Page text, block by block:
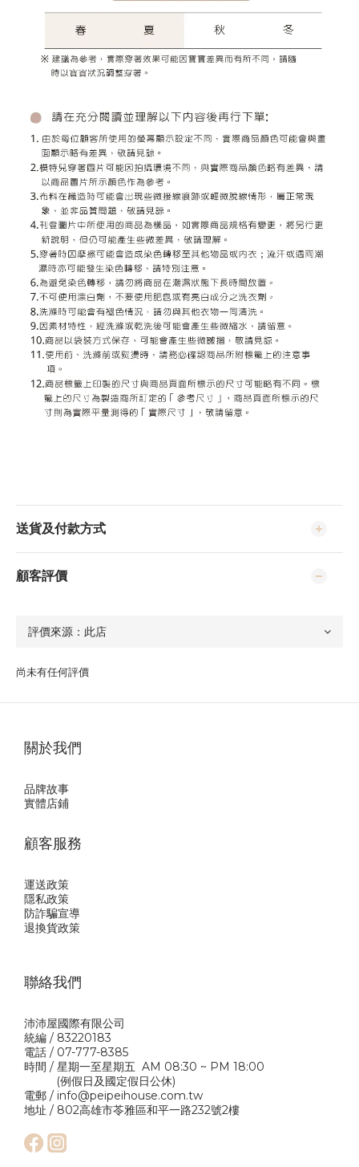
送貨及付款方式
顧客評價
尚未有任何評價
關於我們
品牌故事
實體店鋪
顧客服務
運送政策
隱私政策
防詐騙宣導
退換貨政策
聯絡我們
沛沛屋國際有限公司
統編 / 83220183
電話 / 07-777-8385
時間 / 星期一至星期五 AM 08:30 ~ PM 18:00
(例假日及國定假日公休)
電郵 / info@peipeihouse.com.tw
地址 / 802高雄市苓雅區和平一路232號2樓